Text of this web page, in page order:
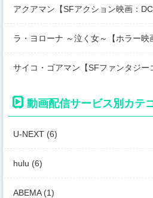
アクアマン【SFアクション映画：DC
ラ・ヨローナ ～泣く女～【ホラー映
サイコ・ゴアマン【SFファンタジー
動画配信サービス別カテ
U-NEXT (6)
hulu (6)
ABEMA (1)